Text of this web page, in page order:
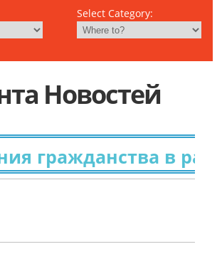
Select Category:
Новостей
гражданства в